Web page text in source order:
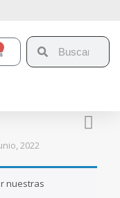
2022
nuestras